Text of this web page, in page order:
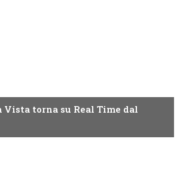
Vista torna su Real Time dal